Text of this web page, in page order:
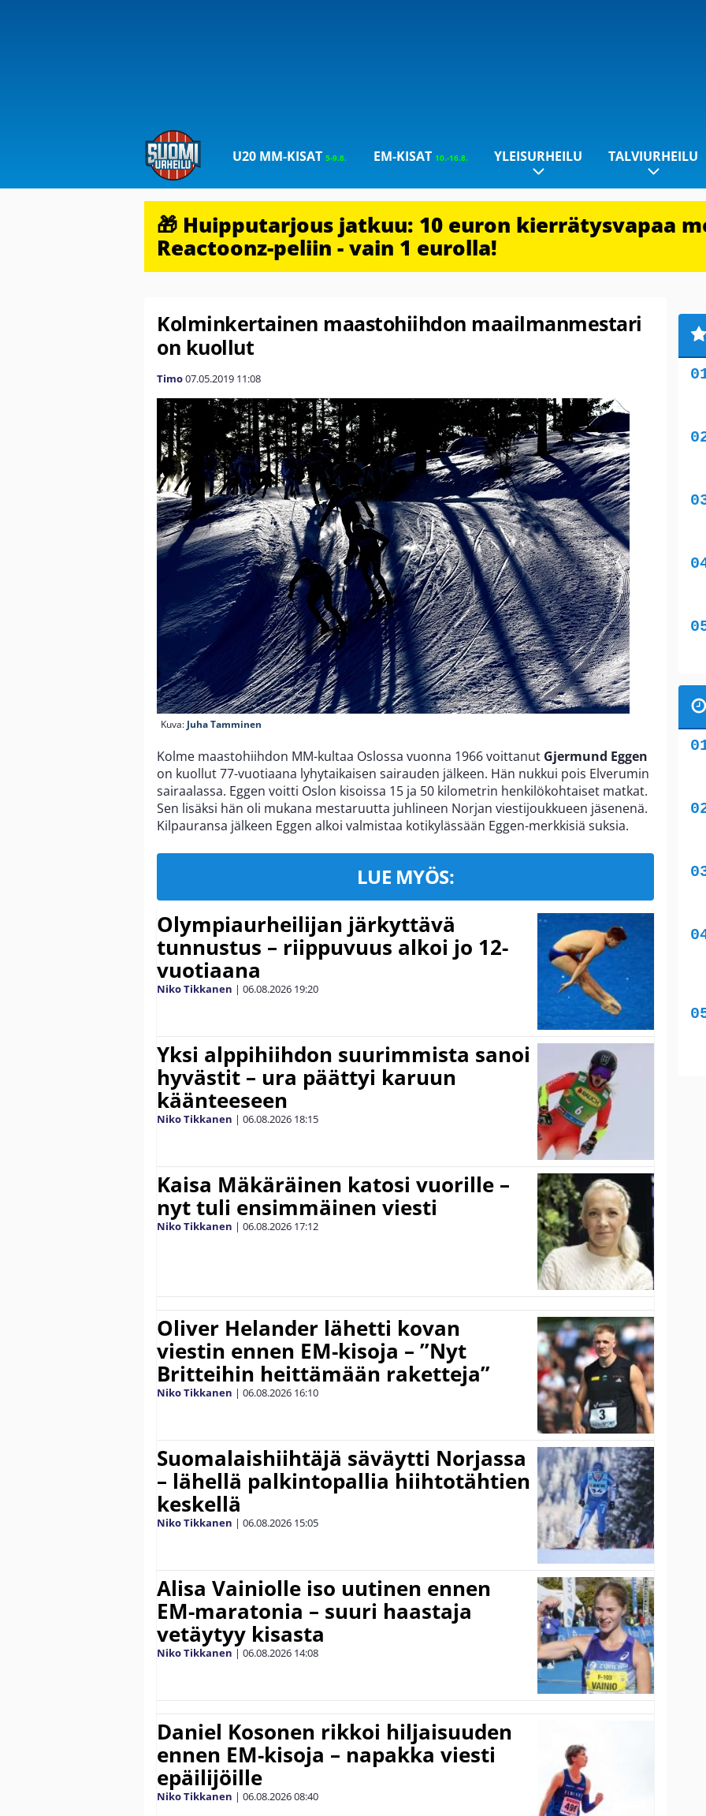
U20 MM-KISAT5-9.8. EM-KISAT 10.-16.8. YLEISURHEILU TALVIURHEILU
🎁 Huipputarjous jatkuu: 10 euron kierrätysvapaa
Reactoonz-peliin - vain 1 eurolla!
Kolminkertainen maastohiihdon maailmanmestari
on kuollut
Timo07.05.2019 11:08
Kuva: Juha Tamminen
Kolme maastohiihdon MM-kultaa Oslossa vuonna 1966 voittanut Gjermund Eggen
on kuollut 77-vuotiaana lyhytaikaisen sairauden jälkeen. Hän nukkui pois Elverumin
sairaalassa. Eggen voitti Oslon kisoissa 15 ja 50 kilometrin henkilökohtaiset matkat.
Sen lisäksi hän oli mukana mestaruutta juhlineen Norjan viestijoukkueen jäsenenä.
Kilpauransa jälkeen Eggen alkoi valmistaa kotikylässään Eggen-merkkisiä suksia.
LUE MYÖS:
Olympiaurheilijan järkyttävä
tunnustus – riippuvuus alkoi jo 12-
vuotiaana
Niko Tikkanen | 06.08.2026 19:20
Yksi alppihiihdon suurimmista sanoi
hyvästit – ura päättyi karuun
käänteeseen
Niko Tikkanen | 06.08.2026 18:15
Kaisa Mäkäräinen katosi vuorille –
nyt tuli ensimmäinen viesti
Niko Tikkanen | 06.08.2026 17:12
Oliver Helander lähetti kovan
viestin ennen EM-kisoja – ”Nyt
Britteihin heittämään raketteja”
Niko Tikkanen | 06.08.2026 16:10
Suomalaishiihtäjä säväytti Norjassa
– lähellä palkintopallia hiihtotähtien
keskellä
Niko Tikkanen | 06.08.2026 15:05
Alisa Vainiolle iso uutinen ennen
EM-maratonia – suuri haastaja
vetäytyy kisasta
Niko Tikkanen | 06.08.2026 14:08
Daniel Kosonen rikkoi hiljaisuuden
ennen EM-kisoja – napakka viesti
epäilijöille
Niko Tikkanen | 06.08.202608:40